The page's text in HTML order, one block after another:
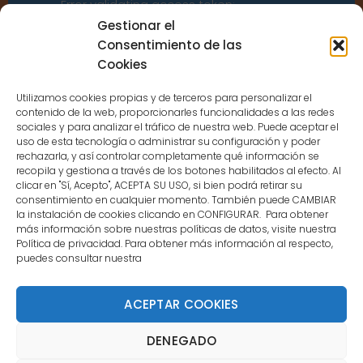
Gestionar el
Consentimiento de las
Cookies
Utilizamos cookies propias y de terceros para personalizar el
contenido de la web, proporcionarles funcionalidades a las redes
sociales y para analizar el tráfico de nuestra web. Puede aceptar el
uso de esta tecnología o administrar su configuración y poder
rechazarla, y así controlar completamente qué información se
recopila y gestiona a través de los botones habilitados al efecto. Al
clicar en "Sí, Acepto", ACEPTA SU USO, si bien podrá retirar su
consentimiento en cualquier momento. También puede CAMBIAR
la instalación de cookies clicando en CONFIGURAR. Para obtener
más información sobre nuestras políticas de datos, visite nuestra
Política de privacidad. Para obtener más información al respecto,
puedes consultar nuestra
ACEPTAR COOKIES
DENEGADO
Error validating access token:
Sessions for the user are not allowed
because the user is not a confirmed
CONTACTO
MENÚ PRINCIPAL
MI CUENTA
DOCUMENTACIÓN